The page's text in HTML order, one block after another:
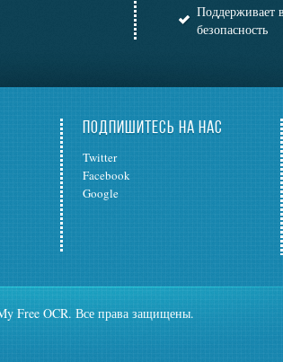
Поддерживает
безопасность
ПОДПИШИТЕСЬ НА НАС
Twitter
Facebook
Google
Free OCR. Все права защищены.